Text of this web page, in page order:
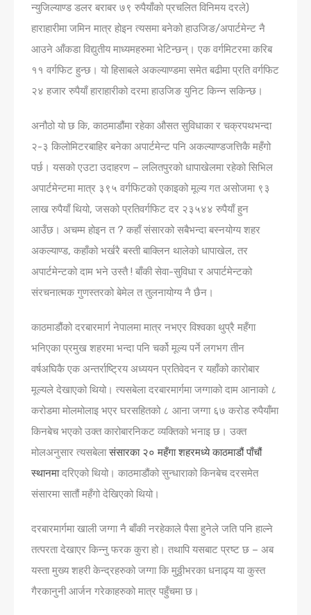
न्युजिल्याण्ड डलर बराबर ७९ रुपैयाँको प्रचलित विनिमय दरले)
हाराहारीमा जमिन मात्र होइन त्यसमा बनेको हाउजिङ/अपार्टमेन्ट नै
आउने आँकडा विद्युतीय माध्यमहरुमा भेटिन्छन्। एक वर्गमिटरमा करिब
११ वर्गफिट हुन्छ। यो हिसाबले अकल्याण्डमा समेत बढीमा प्रति वर्गफिट
२४ हजार रुपैयाँ हाराहारीको दरमा हाउजिङ युनिट किन्न सकिन्छ।
अनौठो यो छ कि, काठमाडौंमा रहेका औसत सुविधाका र चक्रपथभन्दा
२-३ किलोमिटरबाहिर बनेका अपार्टमेन्ट पनि अकल्याण्डजत्तिकै महँगो
पर्छ। यसको एउटा उदाहरण – ललितपुरको धापाखेलमा रहेको सिभिल
अपार्टमेन्टमा मात्र ३९५ वर्गफिटको एकाइको मूल्य गत असोजमा ९३
लाख रुपैयाँ थियो, जसको प्रतिवर्गफिट दर २३५४४ रुपैयाँ हुन
आउँछ। अचम्म होइन त ? कहाँ संसारको सबैभन्दा बस्नयोग्य शहर
अकल्याण्ड, कहाँको भर्खरै बस्ती बाक्लिन थालेको धापाखेल, तर
अपार्टमेन्टको दाम भने उस्तै ! बाँकी सेवा-सुविधा र अपार्टमेन्टको
संरचनात्मक गुणस्तरको बेमेल त तुलनायोग्य नै छैन।
काठमाडौंको दरबारमार्ग नेपालमा मात्र नभएर विश्वका थुप्रै महँगा
भनिएका प्रमुख शहरमा भन्दा पनि चर्को मूल्य पर्ने लगभग तीन
वर्षअघिकै एक अन्तर्राष्ट्रिय अध्ययन प्रतिवेदन र यहाँको कारोबार
मूल्यले देखाएको थियो। त्यसबेला दरबारमार्गमा जग्गाको दाम आनाको ८
करोडमा मोलमोलाइ भएर घरसहितको ८ आना जग्गा ६७ करोड रुपैयाँमा
किनबेच भएको उक्त कारोबारनिकट व्यक्तिको भनाइ छ। उक्त
मोलअनुसार त्यसबेलासंसारका २० महँगा शहरमध्ये काठमाडौं पाँचौं
स्थानमादरिएको थियो। काठमाडौंको सुन्धाराको किनबेच दरसमेत
संसारमा सातौं महँगो देखिएको थियो।
दरबारमार्गमा खाली जग्गा नै बाँकी नरहेकाले पैसा हुनेले जति पनि हाल्ने
तत्परता देखाएर किन्नु फरक कुरा हो। तथापि यसबाट प्रष्ट छ – अब
यस्ता मुख्य शहरी केन्द्रहरुको जग्गा कि मुठ्ठीभरका धनाढ्य या कुस्त
गैरकानुनी आर्जन गरेकाहरुको मात्र पहुँचमा छ।